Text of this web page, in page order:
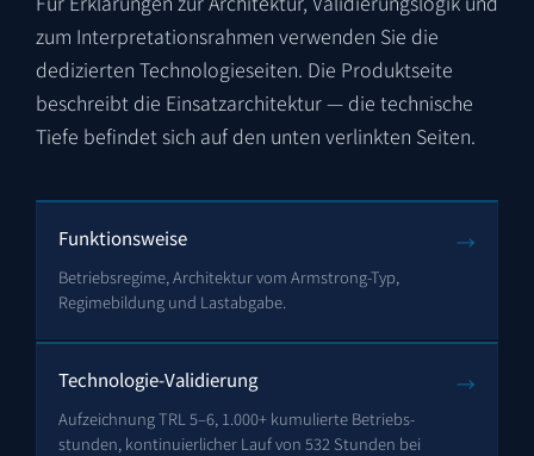
zum Interpretations­rahmen verwenden Sie die
dedizierten Technologie­seiten. Die Produktseite
beschreibt die Einsatz­architektur — die technische
Tiefe befindet sich auf den unten verlinkten Seiten.
Funktionsweise
Betriebsregime, Architektur vom Armstrong-Typ,
Regimebildung und Last­abgabe.
→
Technologie-Validierung
Aufzeichnung TRL 5–6, 1.000+ kumulierte Betriebs­
stunden, kontinuierlicher Lauf von 532 Stunden bei
→